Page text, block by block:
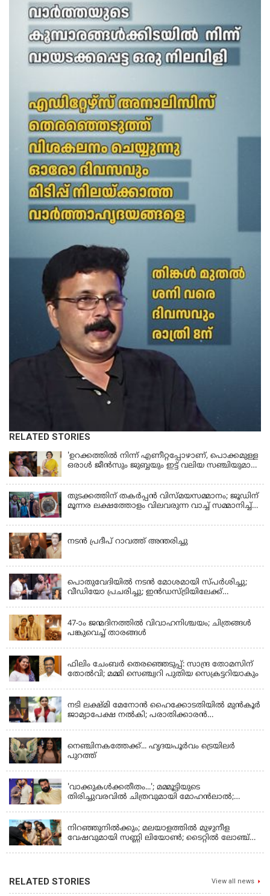
RELATED STORIES
'ഉറക്കത്തിൽ നിന്ന് എണീറ്റപ്പോഴാണ്, പൊക്കമുള്ള
ഒരാൾ ജീൻസും ജുബ്ബയും ഇട്ട് വലിയ സഞ്ചിയുമായി
മരിച്ചുപോയെന്ന് പറഞ്ഞു; ആത്മാക്കളെ കണ്ടിട്ടു
ഉണ്ടെന്ന് നടി ലെന
തുടക്കത്തിന് തകർപ്പൻ വിസ്മയസമ്മാനം; ജൂഡിന്
മൂന്നര ലക്ഷത്തോളം വിലവരുന്ന വാച്ച് സമ്മാനിച്ച്
നടൻ പ്രദീപ് റാവത്ത് അന്തരിച്ചു
പൊതുവേദിയില്‍ നടന്‍ മോശമായി സ്പര്‍ശിച്ചു;
വീഡിയോ പ്രചരിച്ചു; ഇന്‍ഡസ്ട്രിയിലേക്ക്
47-ാം ജന്മദിനത്തിൽ വിവാഹനിശ്ചയം; ചിത്രങ്ങള്‍
പങ്കുവെച്ച് താരങ്ങൾ
ഫിലിം ചേംബർ തെരഞ്ഞെടുപ്പ്: സാന്ദ്ര തോമസിന്
തോൽവി; മമ്മി സെഞ്ച്വറി പുതിയ സെക്രട്ടറിയാകും
നടി ലക്ഷ്മി മേനോൻ ഹൈക്കോടതിയിൽ മുൻ‌കൂർ
ജാമ്യാപേക്ഷ നൽകി; പരാതിക്കാരൻ
നെഞ്ചിനകത്തേക്ക്... ഹൃദയപൂര്‍വം ട്രെയിലര്‍
പുറത്ത്
'വാക്കുകള്‍ക്കതീതം...'; മമ്മൂട്ടിയുടെ
തിരിച്ചുവരവില്‍ ചിത്രവുമായി മോഹന്‍ലാല്‍;
നിറഞ്ഞുനിൽക്കും; മലയാളത്തിൽ മുഴുനീള
വേഷവുമായി സണ്ണി ലിയോൺ; ടൈറ്റിൽ ലോഞ്ച്
RELATED STORIES View all news